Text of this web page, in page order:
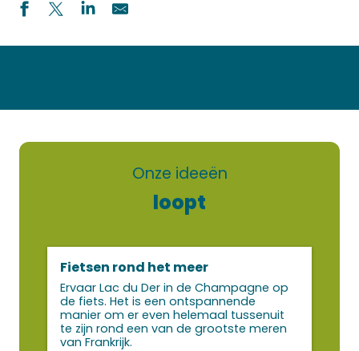
Yelloh!Village en Champagne - Location de vélos
VAN-IT TROYES - Location Vans aménagés
Onze ideeën
loopt
Fietsen rond het meer
Ervaar Lac du Der in de Champagne op
de fiets. Het is een ontspannende
manier om er even helemaal tussenuit
te zijn rond een van de grootste meren
van Frankrijk.